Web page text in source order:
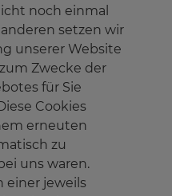
noch einmal
setzen wir
unserer Website
Zwecke der
für Sie
Cookies
erneuten
zu
uns waren.
einer jeweils